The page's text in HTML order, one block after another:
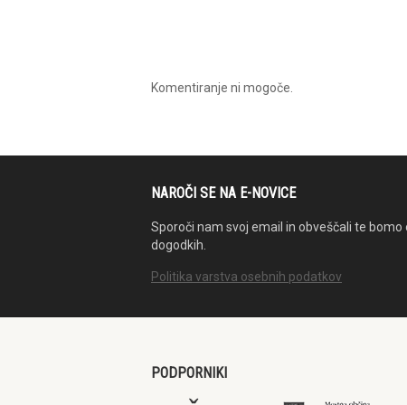
Komentiranje ni mogoče.
NAROČI SE NA E-NOVICE
Sporoči nam svoj email in obveščali te bomo
dogodkih.
Politika varstva osebnih podatkov
PODPORNIKI